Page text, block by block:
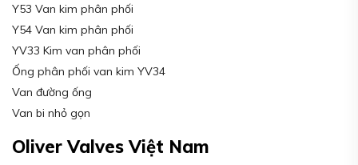
Y53 Van kim phân phối
Y54 Van kim phân phối
YV33 Kim van phân phối
Ống phân phối van kim YV34
Van đường ống
Van bi nhỏ gọn
Oliver Valves Việt Nam